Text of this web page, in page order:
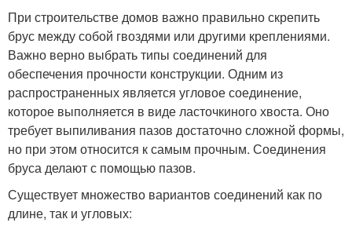
При строительстве домов важно правильно скрепить
брус между собой гвоздями или другими креплениями.
Важно верно выбрать типы соединений для
обеспечения прочности конструкции. Одним из
распространенных является угловое соединение,
которое выполняется в виде ласточкиного хвоста. Оно
требует выпиливания пазов достаточно сложной формы,
но при этом относится к самым прочным. Соединения
бруса делают с помощью пазов.
Существует множество вариантов соединений как по
длине, так и угловых: